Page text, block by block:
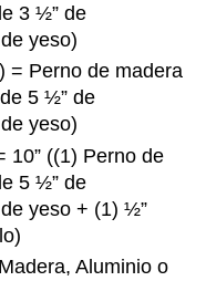
3 ½” de
yeso)
= Perno de madera
5 ½” de
yeso)
10” ((1) Perno de
5 ½” de
yeso + (1) ½”
Aluminio o